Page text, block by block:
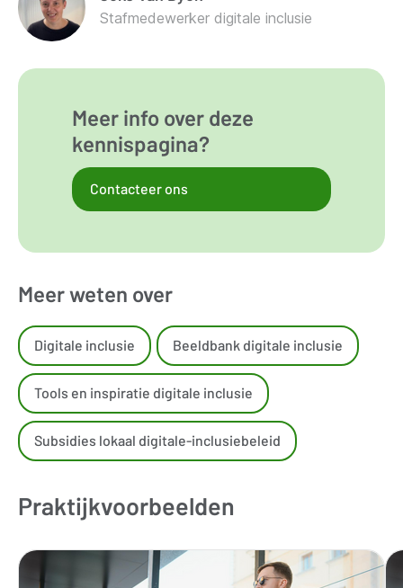
Stafmedewerker digitale inclusie
Meer info over deze
kennispagina?
Contacteer ons
Meer weten over
Digitale inclusie Beeldbank digitale inclusie
Tools en inspiratie digitale inclusie
Subsidies lokaal digitale-inclusiebeleid
Praktijkvoorbeelden